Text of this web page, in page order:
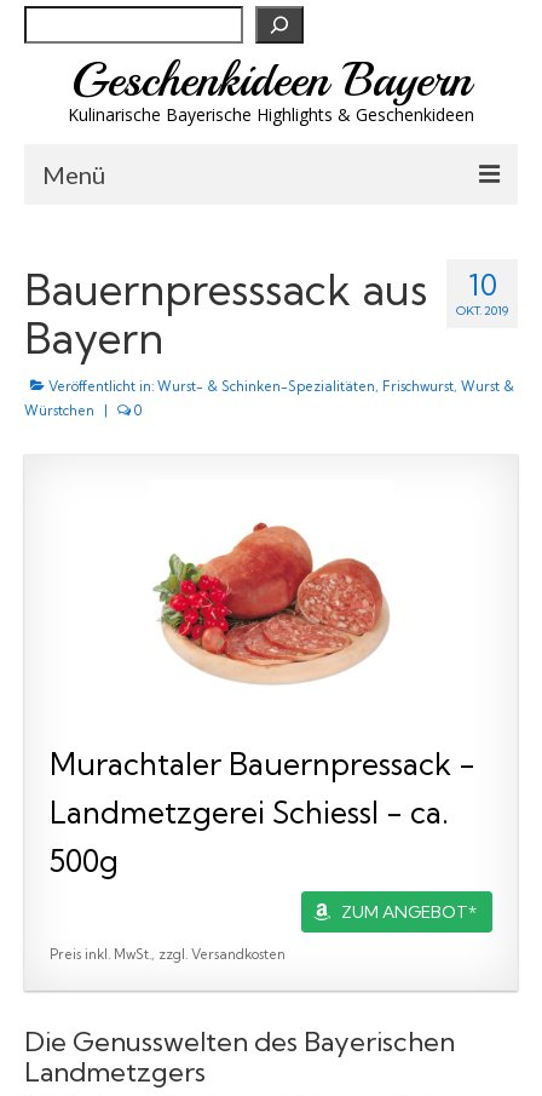
Suchen
Geschenkideen Bayern
Kulinarische Bayerische Highlights & Geschenkideen
Menü
Brotzeit & Genuss
Spirituosen
Trachtenmode
10
OKT. 2019
Bauernpresssack aus
Bayern
Veröffentlicht in: Wurst- & Schinken-Spezialitäten, Frischwurst, Wurst &
Würstchen
0
Murachtaler Bauernpressack -
Landmetzgerei Schiessl - ca.
500g
ZUM ANGEBOT*
Preis inkl. MwSt., zzgl. Versandkosten
Die Genusswelten des Bayerischen
Landmetzgers